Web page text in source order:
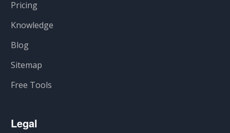
Pricing
Knowledge
Blog
Sitemap
Free Tools
Legal